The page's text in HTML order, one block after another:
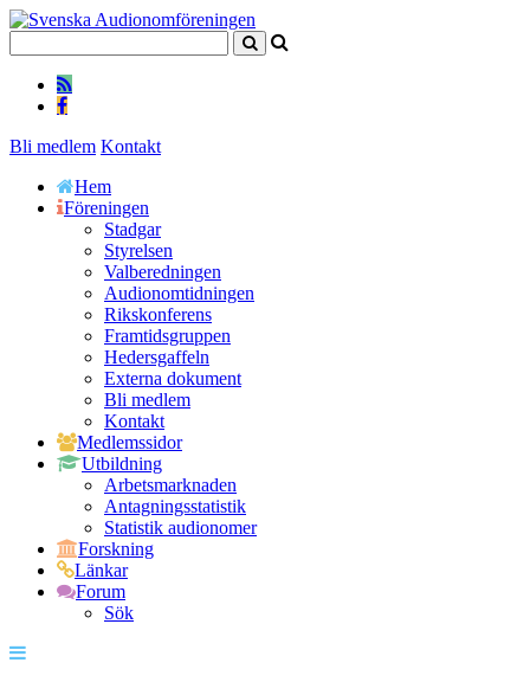
Bli medlem Kontakt
Hem
Föreningen
Stadgar
Styrelsen
Valberedningen
Audionomtidningen
Rikskonferens
Framtidsgruppen
Hedersgaffeln
Externa dokument
Bli medlem
Kontakt
Medlemssidor
Utbildning
Arbetsmarknaden
Antagningsstatistik
Statistik audionomer
Forskning
Länkar
Forum
Sök